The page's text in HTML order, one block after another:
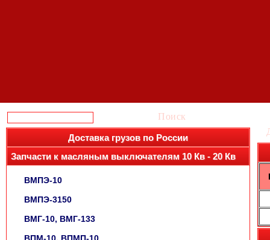
Поиск
Доставка грузов по России
Запчасти к масляным выключателям 10 Кв - 20 Кв
ВМПЭ-10
ВМПЭ-3150
ВМГ-10, ВМГ-133